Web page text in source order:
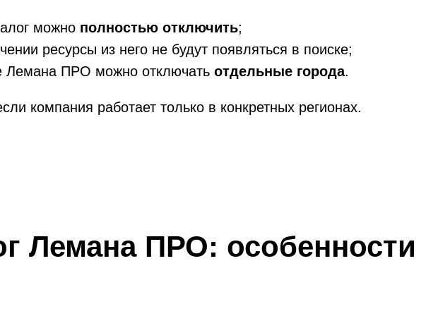
можно полностью отключить;
ресурсы из него не будут появляться в поиске;
Лемана ПРО можно отключать отдельные города.
компания работает только в конкретных регионах.
Лемана ПРО: особенности